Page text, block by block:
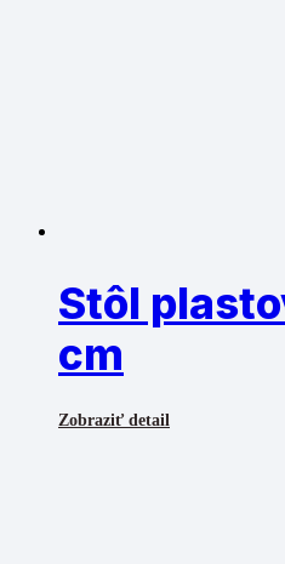
Stôl
cm
Zobraziť detail